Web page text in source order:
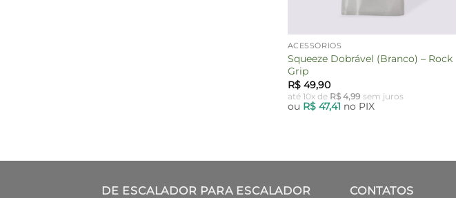
ACESSÓRIOS
Squeeze Dobrável (Branco) – Rock
Grip
R$49,90
até 10x de R$4,99 sem juros
ou R$47,41 no PIX
DE ESCALADOR PARA ESCALADOR CONTATOS